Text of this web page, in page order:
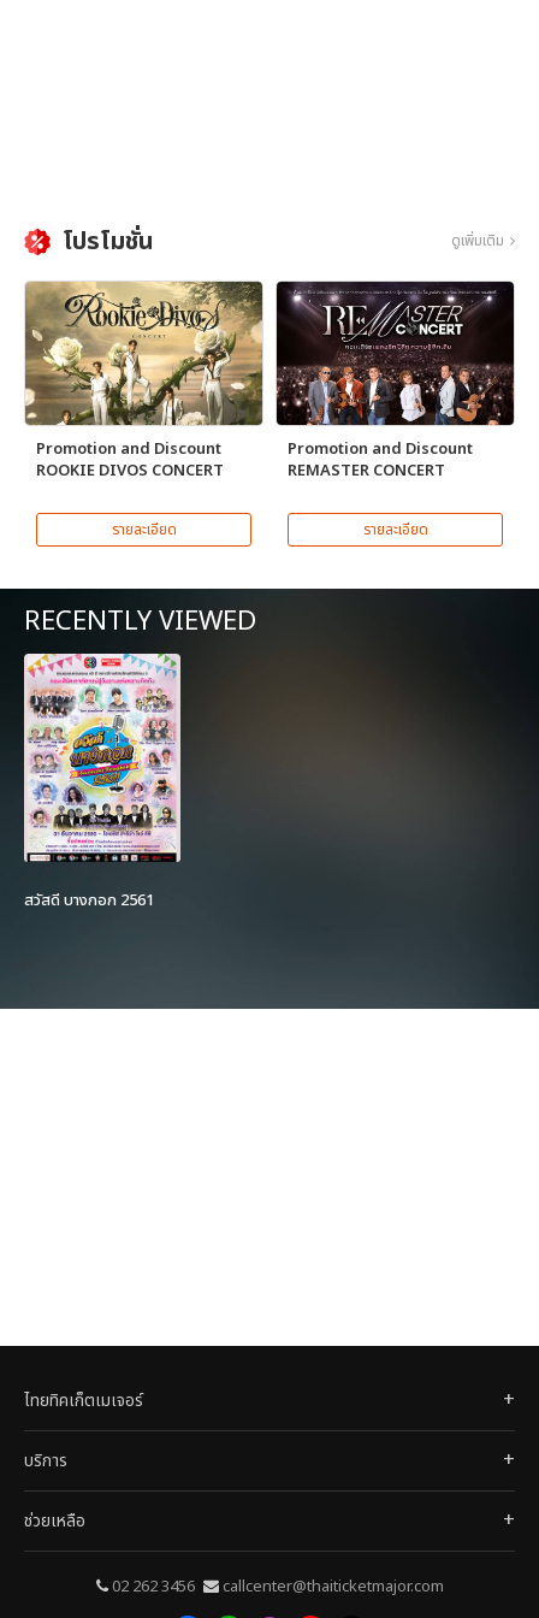
โปรโมชั่น ดูเพิ่มเติม
Promotion and Discount
ROOKIE DIVOS CONCERT
รายละเอียด
Promotion and Discount
REMASTER CONCERT
รายละเอียด
RECENTLY VIEWED
สวัสดี บางกอก 2561
ไทยทิคเก็ตเมเจอร์
บริการ
ช่วยเหลือ
02 262 3456 callcenter@thaiticketmajor.com